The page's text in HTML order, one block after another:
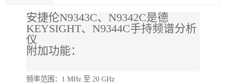
安捷伦N9343C、N9342C是德
KEYSIGHT、N9344C手持频谱分析
仪
附加功能：
频率范围：1 MHz 至 20 GHz